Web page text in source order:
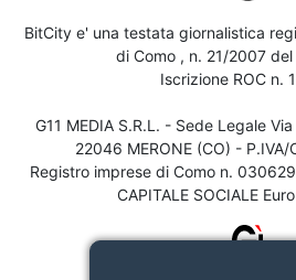
BitCity e' una testata giornalistica
di Como , n. 21/2007
Iscrizione ROC n.
G11 MEDIA S.R.L. - Sede Legale
22046 MERONE (CO) -
Registro imprese di Como n.
CAPITALE SOCIALE